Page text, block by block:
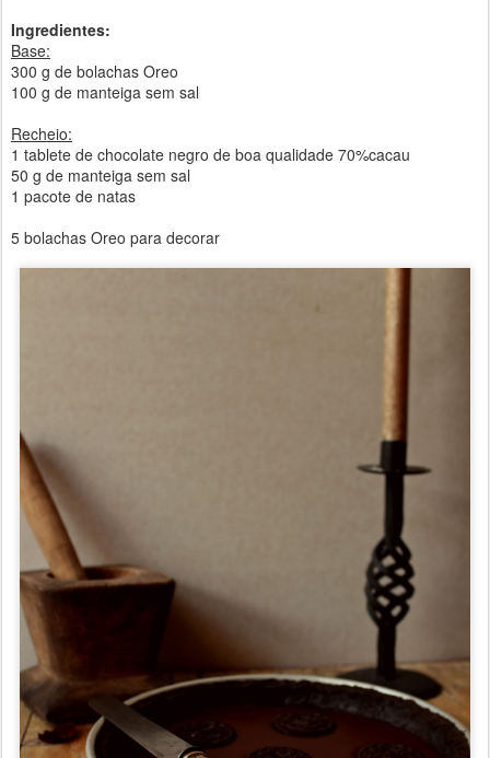
Ingredientes:
Base:
300 g de bolachas Oreo
100 g de manteiga sem sal
Recheio:
1 tablete de chocolate negro de boa qualidade 70%cacau
50 g de manteiga sem sal
1 pacote de natas
5 bolachas Oreo para decorar